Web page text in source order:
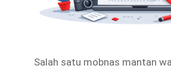
Salah satu mobnas mantan